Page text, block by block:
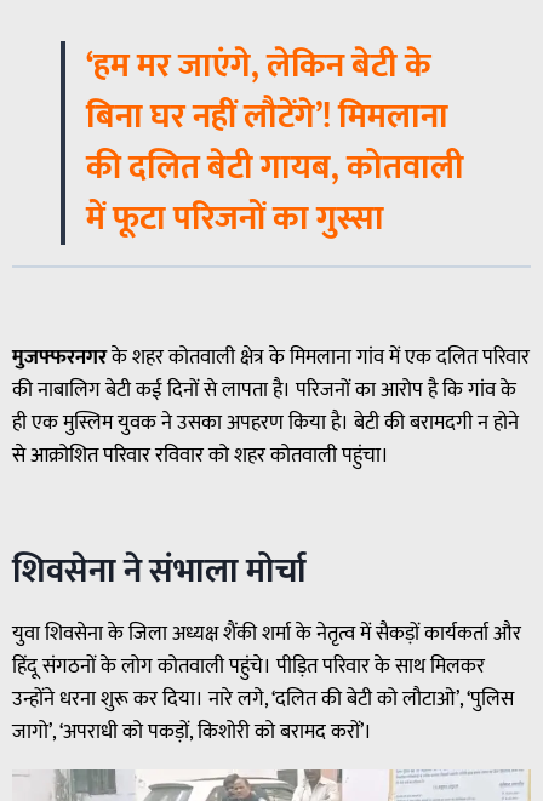
‘हम मर जाएंगे, लेकिन बेटी के
बिना घर नहीं लौटेंगे’! मिमलाना
की दलित बेटी गायब, कोतवाली
में फूटा परिजनों का गुस्सा
मुजफ्फरनगरके शहर कोतवाली क्षेत्र के मिमलाना गांव में एक दलित परिवार
की नाबालिग बेटी कई दिनों से लापता है। परिजनों का आरोप है कि गांव के
ही एक मुस्लिम युवक ने उसका अपहरण किया है। बेटी की बरामदगी न होने
से आक्रोशित परिवार रविवार को शहर कोतवाली पहुंचा।
शिवसेना ने संभाला मोर्चा
युवा शिवसेना के जिला अध्यक्ष शैंकी शर्मा के नेतृत्व में सैकड़ों कार्यकर्ता और
हिंदू संगठनों के लोग कोतवाली पहुंचे। पीड़ित परिवार के साथ मिलकर
उन्होंने धरना शुरू कर दिया। नारे लगे, ‘दलित की बेटी को लौटाओ’, ‘पुलिस
जागो’, ‘अपराधी को पकड़ों, किशोरी को बरामद करों’।